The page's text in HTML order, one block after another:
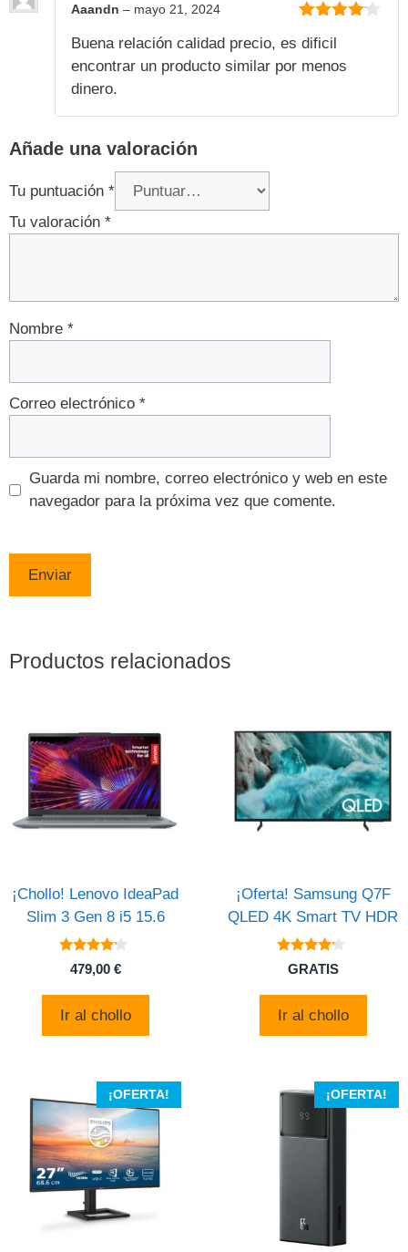
Aaandn – mayo 21, 2024
Buena relación calidad precio, es dificil
encontrar un producto similar por menos
dinero.
Añade una valoración
Tu puntuación *
Tu valoración *
Nombre *
Correo electrónico *
Guarda mi nombre, correo electrónico y web en este
navegador para la próxima vez que comente.
Productos relacionados
¡Chollo! Lenovo IdeaPad
Slim 3 Gen 8 i5 15.6
4
de 5
479,00 €
Ir al chollo
¡Oferta! Samsung Q7F
QLED 4K Smart TV HDR
4
de 5
GRATIS
Ir al chollo
¡OFERTA! ¡OFERTA!